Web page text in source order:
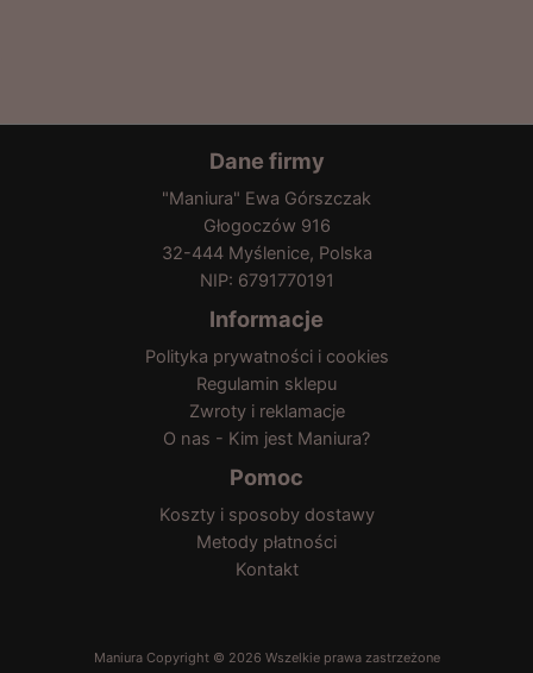
Dane firmy
"Maniura" Ewa Górszczak
Głogoczów 916
32-444 Myślenice, Polska
NIP: 6791770191
Informacje
Polityka prywatności i cookies
Regulamin sklepu
Zwroty i reklamacje
O nas - Kim jest Maniura?
Pomoc
Koszty i sposoby dostawy
Metody płatności
Kontakt